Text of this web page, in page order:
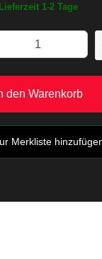
Lieferzeit 1-2 Tage
den Warenkorb
Merkliste